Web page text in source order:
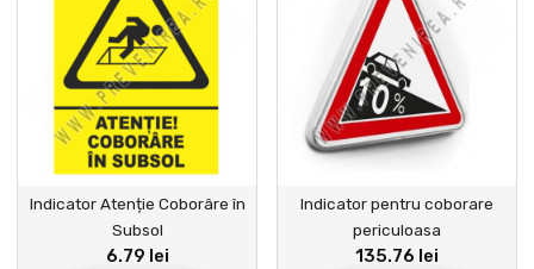
Indicator Atenție Coborâre în
Subsol
6.79 lei
Indicator pentru coborare
periculoasa
135.76 lei